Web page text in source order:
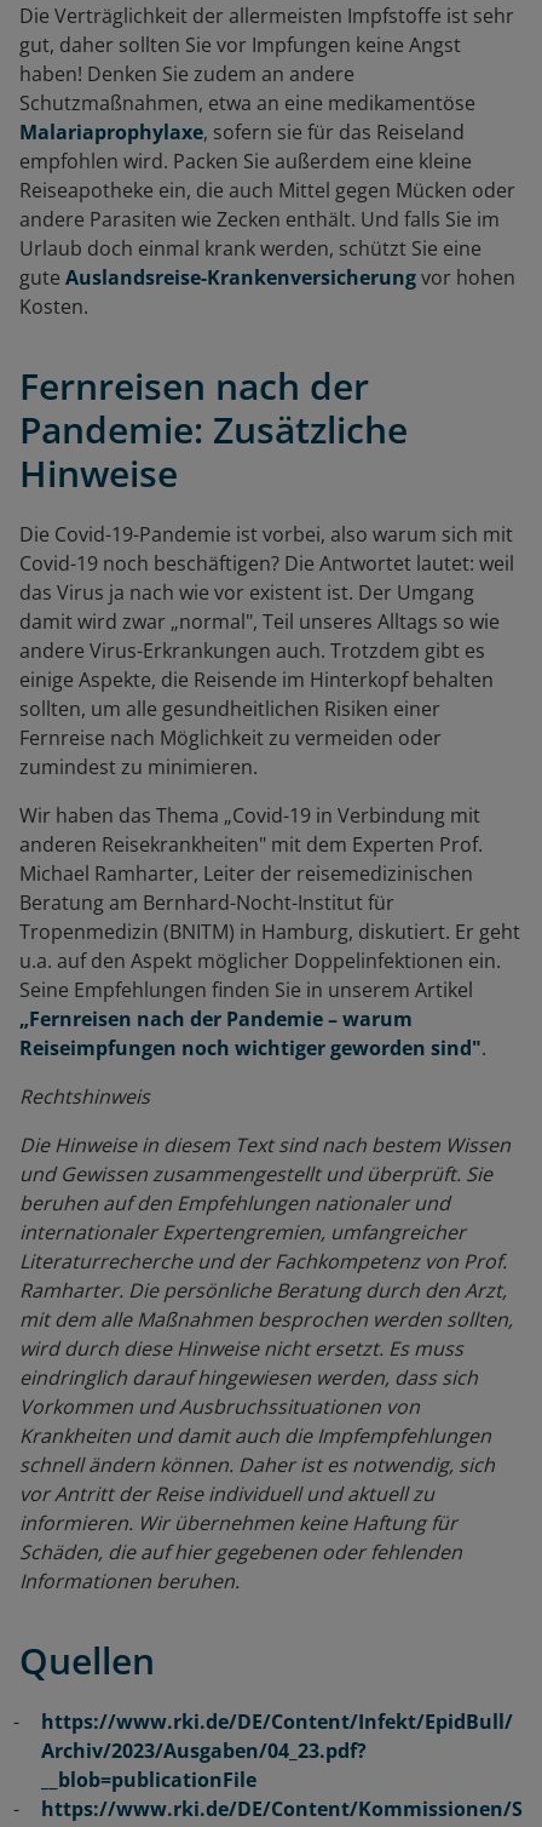
Die Verträglichkeit der allermeisten Impfstoffe ist sehr
gut, daher sollten Sie vor Impfungen keine Angst
haben! Denken Sie zudem an andere
Schutzmaßnahmen, etwa an eine medikamentöse
Malariaprophylaxe, sofern sie für das Reiseland
empfohlen wird. Packen Sie außerdem eine kleine
Reiseapotheke ein, die auch Mittel gegen Mücken oder
andere Parasiten wie Zecken enthält. Und falls Sie im
Urlaub doch einmal krank werden, schützt Sie eine
gute Auslandsreise-Krankenversicherungvor hohen
Kosten.
Fernreisen nach der
Pandemie: Zusätzliche
Hinweise
Die Covid-19-Pandemie ist vorbei, also warum sich mit
Covid-19 noch beschäftigen? Die Antwortet lautet: weil
das Virus ja nach wie vor existent ist. Der Umgang
damit wird zwar „normal", Teil unseres Alltags so wie
andere Virus-Erkrankungen auch. Trotzdem gibt es
einige Aspekte, die Reisende im Hinterkopf behalten
sollten, um alle gesundheitlichen Risiken einer
Fernreise nach Möglichkeit zu vermeiden oder
zumindest zu minimieren.
Wir haben das Thema „Covid-19 in Verbindung mit
anderen Reisekrankheiten" mit dem Experten Prof.
Michael Ramharter, Leiter der reisemedizinischen
Beratung am Bernhard-Nocht-Institut für
Tropenmedizin (BNITM) in Hamburg, diskutiert. Er geht
u.a. auf den Aspekt möglicher Doppelinfektionen ein.
Seine Empfehlungen finden Sie in unserem Artikel
„Fernreisen nach der Pandemie – warum
Reiseimpfungen noch wichtiger geworden sind".
Rechtshinweis
Die Hinweise in diesem Text sind nach bestem Wissen
und Gewissen zusammengestellt und überprüft. Sie
beruhen auf den Empfehlungen nationaler und
internationaler Expertengremien, umfangreicher
Literaturrecherche und der Fachkompetenz von Prof.
Ramharter. Die persönliche Beratung durch den Arzt,
mit dem alle Maßnahmen besprochen werden sollten,
wird durch diese Hinweise nicht ersetzt. Es muss
eindringlich darauf hingewiesen werden, dass sich
Vorkommen und Ausbruchssituationen von
Krankheiten und damit auch die Impfempfehlungen
schnell ändern können. Daher ist es notwendig, sich
vor Antritt der Reise individuell und aktuell zu
informieren. Wir übernehmen keine Haftung für
Schäden, die auf hier gegebenen oder fehlenden
Informationen beruhen.
Quellen
https://www.rki.de/DE/Content/Infekt/EpidBull/
Archiv/2023/Ausgaben/04_23.pdf?
__blob=publicationFile
https://www.rki.de/DE/Content/Kommissionen/S